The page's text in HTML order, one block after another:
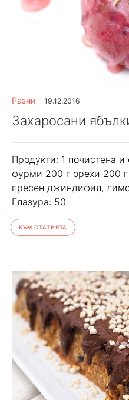
Разни 19.12.2016
Захаросани
Продукти: 1 почистена и
фурми 200 г орехи 200
пресен джиндифил,
Глазура: 50
КЪМ СТАТИЯТА